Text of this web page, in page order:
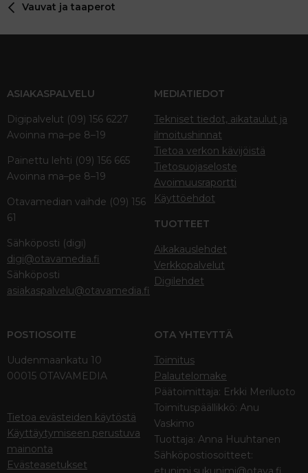
Vauvat ja taaperot
ASIAKASPALVELU
Digipalvelut (09) 156 6227
Avoinna ma–pe 8–19
Painettu lehti (09) 156 665
Avoinna ma–pe 8–19
Otavamedian vaihde (09) 156
61
Sähköposti (digi)
digi@otavamedia.fi
Sähköposti
asiakaspalvelu@otavamedia.fi
MEDIATIEDOT
Tekniset tiedot, aikataulut ja
ilmoitushinnat
Tietoa verkon kävijöistä
Tietosuojaseloste
Avoimuusraportti
Käyttöehdot
TUOTTEET
Aikakauslehdet
Verkkopalvelut
Digilehdet
POSTIOSOITE
Uudenmaankatu 10
00015 OTAVAMEDIA
Tietoa evästeiden käytöstä
Käyttäytymiseen perustuva
mainonta
Evästeasetukset
OTA YHTEYTTÄ
Toimitus
Palautelomake
Päätoimittaja: Erkki Meriluoto
Toimituspäällikkö: Anu
Vaskimo
Tuottaja: Anna Huuhtanen
Sähköpostiosoitteet: